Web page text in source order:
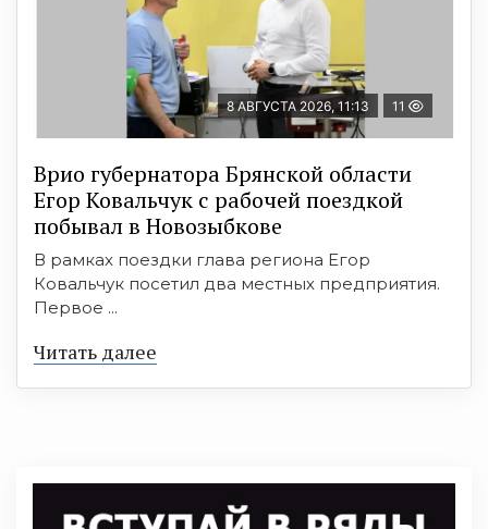
8 АВГУСТА 2026, 11:13 11
Врио губернатора Брянской области
Егор Ковальчук с рабочей поездкой
побывал в Новозыбкове
В рамках поездки глава региона Егор
Ковальчук посетил два местных предприятия.
Первое ...
Читать далее